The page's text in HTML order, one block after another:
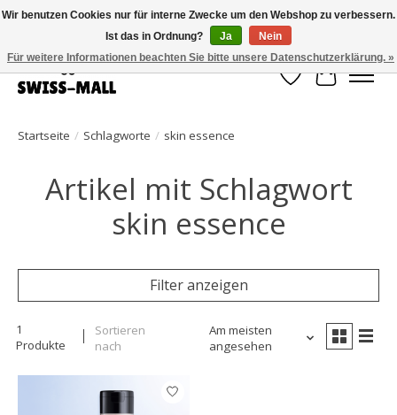
Kostenloser Versand ab CHF 250 – pünktlich und zuverlässig geliefert
Wunschzettel
Ihr
Startseite / Schlagworte / skin essence
Artikel mit Schlagwort
skin essence
Filter anzeigen
1
Produkte
Sortieren
nach
Am meisten
angesehen
Wir benutzen Cookies nur für interne Zwecke um den Webshop zu verbessern.
Ist das in Ordnung?
Ja
Nein
Für weitere Informationen beachten Sie bitte unsere Datenschutzerklärung. »